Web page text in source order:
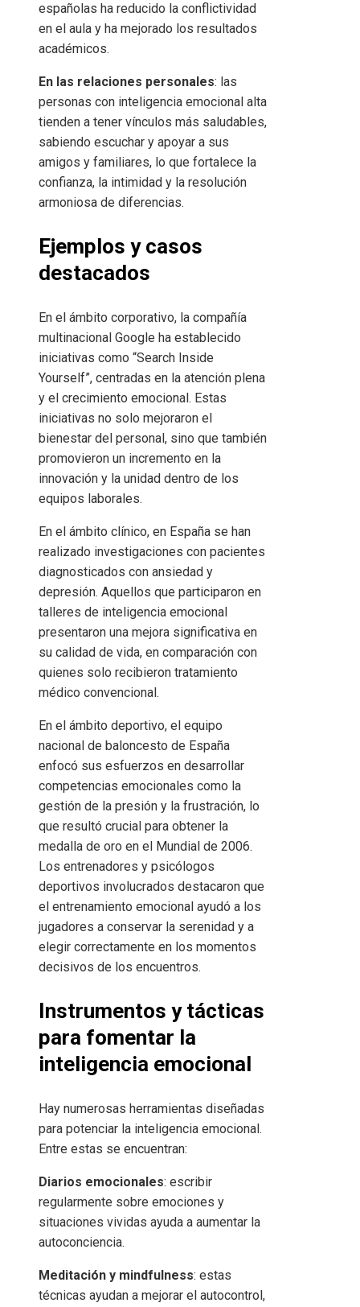
españolas ha reducido la conflictividad
en el aula y ha mejorado los resultados
académicos.
En las relaciones personales: las
personas con inteligencia emocional alta
tienden a tener vínculos más saludables,
sabiendo escuchar y apoyar a sus
amigos y familiares, lo que fortalece la
confianza, la intimidad y la resolución
armoniosa de diferencias.
Ejemplos y casos
destacados
En el ámbito corporativo, la compañía
multinacional Google ha establecido
iniciativas como “Search Inside
Yourself”, centradas en la atención plena
y el crecimiento emocional. Estas
iniciativas no solo mejoraron el
bienestar del personal, sino que también
promovieron un incremento en la
innovación y la unidad dentro de los
equipos laborales.
En el ámbito clínico, en España se han
realizado investigaciones con pacientes
diagnosticados con ansiedad y
depresión. Aquellos que participaron en
talleres de inteligencia emocional
presentaron una mejora significativa en
su calidad de vida, en comparación con
quienes solo recibieron tratamiento
médico convencional.
En el ámbito deportivo, el equipo
nacional de baloncesto de España
enfocó sus esfuerzos en desarrollar
competencias emocionales como la
gestión de la presión y la frustración, lo
que resultó crucial para obtener la
medalla de oro en el Mundial de 2006.
Los entrenadores y psicólogos
deportivos involucrados destacaron que
el entrenamiento emocional ayudó a los
jugadores a conservar la serenidad y a
elegir correctamente en los momentos
decisivos de los encuentros.
Instrumentos y tácticas
para fomentar la
inteligencia emocional
Hay numerosas herramientas diseñadas
para potenciar la inteligencia emocional.
Entre estas se encuentran:
Diarios emocionales: escribir
regularmente sobre emociones y
situaciones vividas ayuda a aumentar la
autoconciencia.
Meditación y mindfulness: estas
técnicas ayudan a mejorar el autocontrol,